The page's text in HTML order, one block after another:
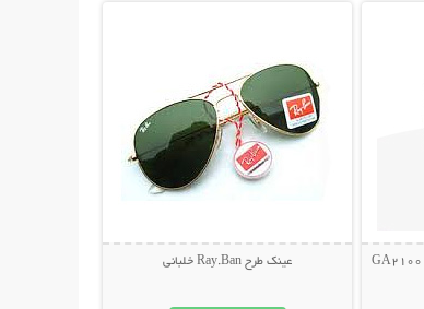
عینک طرح Ray.Ban خلبانی